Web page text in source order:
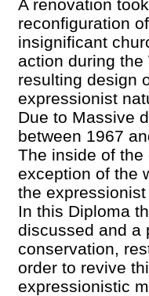
A renovation
reconfiguration
insignificant
action during the
resulting design
expressionist
Due to Massive
between 1967
The inside of
exception of the
the
In this Diploma
discussed and a
conservation,
order to revive
expressionistic